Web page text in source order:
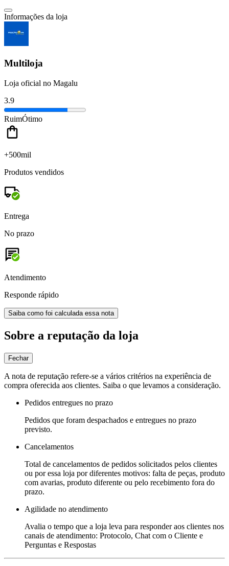
Informações da loja
Multiloja
Loja oficial no Magalu
3.9
RuimÓtimo
+500mil
Produtos vendidos
Entrega
No prazo
Atendimento
Responde rápido
Saiba como foi calculada essa nota
Sobre a reputação da loja
Fechar
A nota de reputação refere-se a vários critérios na experiência de
compra oferecida aos clientes. Saiba o que levamos a consideração.
Pedidos entregues no prazo
Pedidos que foram despachados e entregues no prazo
previsto.
Cancelamentos
Total de cancelamentos de pedidos solicitados pelos clientes
ou por essa loja por diferentes motivos: falta de peças, produto
com avarias, produto diferente ou pelo recebimento fora do
prazo.
Agilidade no atendimento
Avalia o tempo que a loja leva para responder aos clientes nos
canais de atendimento: Protocolo, Chat com o Cliente e
Perguntas e Respostas